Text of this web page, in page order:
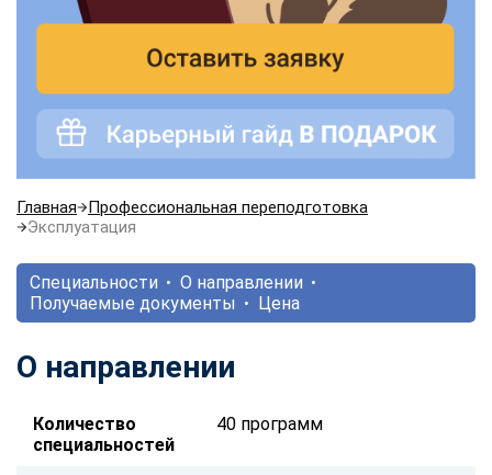
Главная
Профессиональная переподготовка
Эксплуатация
Специальности
О направлении
Получаемые документы
Цена
О направлении
Количество
специальностей
40 программ